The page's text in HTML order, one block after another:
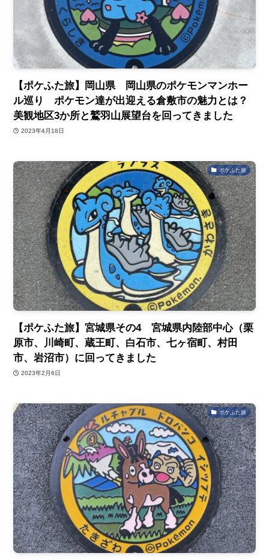
【ポケふた旅】岡山県 岡山県のポケモンマンホー
ル巡り ポケモン達が出迎える倉敷市の魅力とは？
美観地区3か所と鷲羽山展望台を回ってきました
2023年4月18日
ポケふた旅
【ポケふた旅】宮城県その4 宮城県内陸部中心（栗
原市、川崎町、蔵王町、白石市、七ヶ宿町、村田
市、岩沼市）に回ってきました
2023年2月6日
ポケふた旅